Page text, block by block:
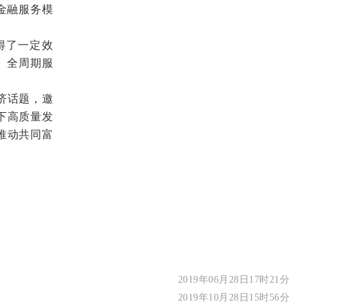
融服务模
了一定效
全周期服
话题，邀
高质量发
动共同富
2019年06月28日17时21分
2019年10月28日15时56分